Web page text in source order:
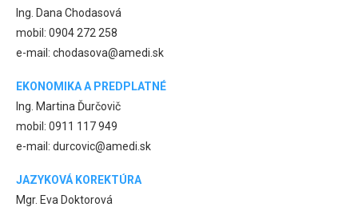
Ing. Dana Chodasová
mobil: 0904 272 258
e-mail: chodasova@amedi.sk
EKONOMIKA A PREDPLATNÉ
Ing. Martina Ďurčovič
mobil: 0911 117 949
e-mail: durcovic@amedi.sk
JAZYKOVÁ KOREKTÚRA
Mgr. Eva Doktorová